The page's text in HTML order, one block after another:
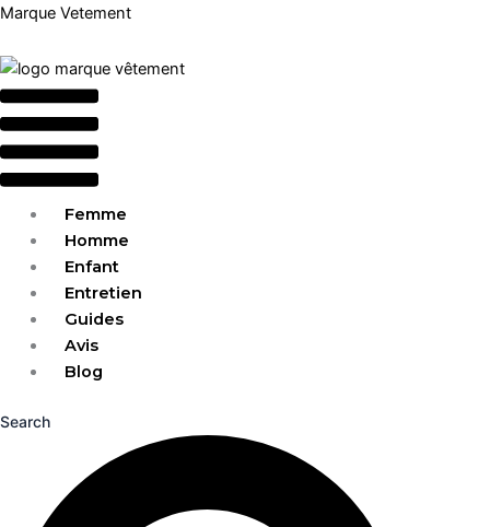
Aller
contenu
Marque Vetement
Menu
Femme
Homme
Enfant
Entretien
Guides
Avis
Blog
Search